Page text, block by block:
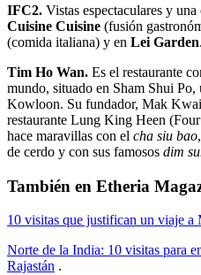
IFC2. Vistas espectaculares y
Cuisine Cuisine (fusión
(comida italiana) y en Lei Garden.
Tim Ho Wan. Es el restaurante
mundo, situado en Sham Shui
Kowloon. Su fundador, Mak
restaurante Lung King Heen
hace maravillas con el cha siu bao
de cerdo y con sus famosos dim
También en Etheria
10 visitas que justifican un viaje a
Norte de la India: 10 visitas para
Rajastán .